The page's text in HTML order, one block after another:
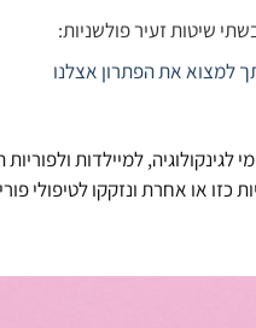
שיטות זעיר פולשניות:
למצוא את הפתרון אצלנו
כזו או אחרת ונזקקו לטיפולי